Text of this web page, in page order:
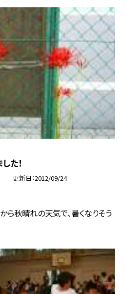
た！
更新日 2012/09/24
ら秋晴れの天気で、暑くなりそう